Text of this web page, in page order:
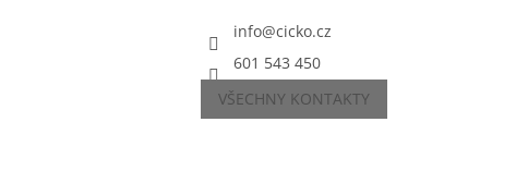
info@cicko.cz
601 543 450
VŠECHNY KONTAKTY